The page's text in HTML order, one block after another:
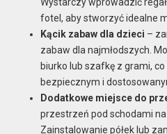
fotel, aby stworzyć idealne
Kącik zabaw dla dzieci –
zabaw dla najmłodszych.
biurko lub szafkę z grami,
bezpiecznym i
Dodatkowe miejsce do
przestrzeń pod schodami
Zainstalowanie półek lub